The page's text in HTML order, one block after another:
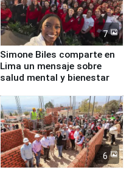
7
Simone Biles comparte en
Lima un mensaje sobre
salud mental y bienestar
6